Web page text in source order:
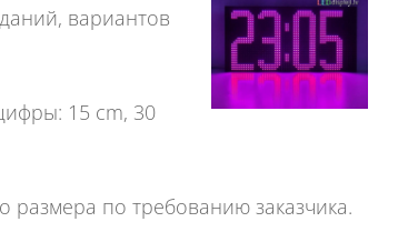
вариантов
15 cm, 30
по требованию заказчика.